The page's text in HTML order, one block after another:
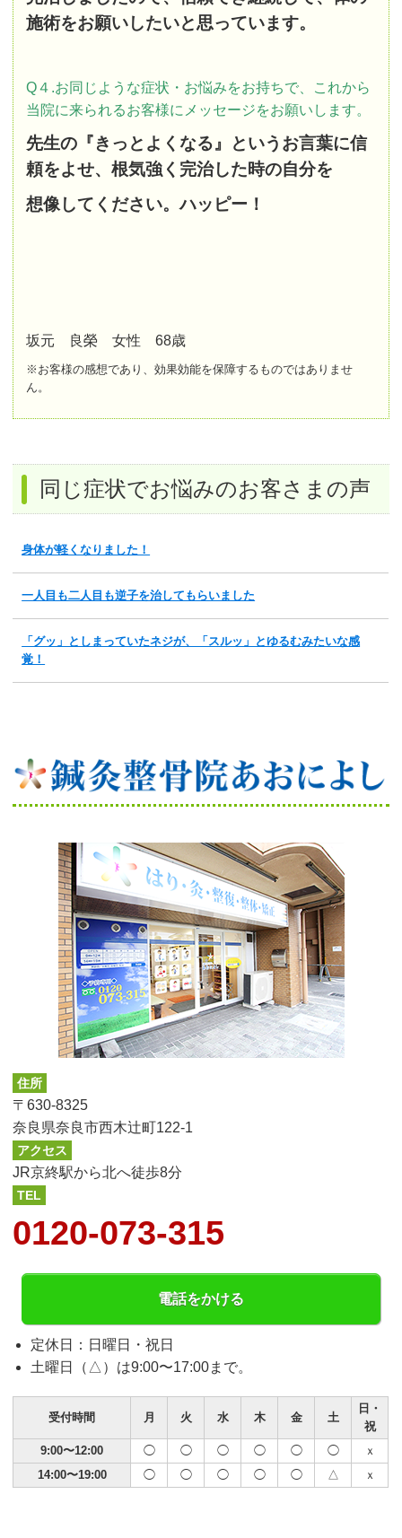
施術をお願いしたいと思っています。
Q４.お同じような症状・お悩みをお持ちで、これから
当院に来られるお客様にメッセージをお願いします。
先生の『きっとよくなる』というお言葉に信
頼をよせ、根気強く完治した時の自分を
想像してください。ハッピー！
坂元 良榮 女性 68歳
※お客様の感想であり、効果効能を保障するものではありませ
ん。
同じ症状でお悩みのお客さまの声
身体が軽くなりました！
一人目も二人目も逆子を治してもらいました
「グッ」としまっていたネジが、「スルッ」とゆるむみたいな感
覚！
住所
〒630-8325
奈良県奈良市西木辻町122-1
アクセス
JR京終駅から北へ徒歩8分
TEL
0120-073-315
電話をかける
定休日：日曜日・祝日
土曜日（△）は9:00〜17:00まで。
受付時間 月 火 水 木 金 土
日・
祝
9:00〜12:00
◯ ◯ ◯ ◯ ◯ ◯
ｘ
14:00〜19:00
◯ ◯ ◯ ◯ ◯ △ ｘ